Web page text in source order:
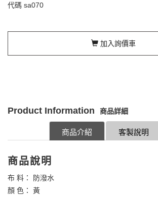
代碼 sa070
加入詢價車
Product Information 商品詳細
客製說明
商品介紹
商品說明
布 料： 防潑水
顏 色： 黃